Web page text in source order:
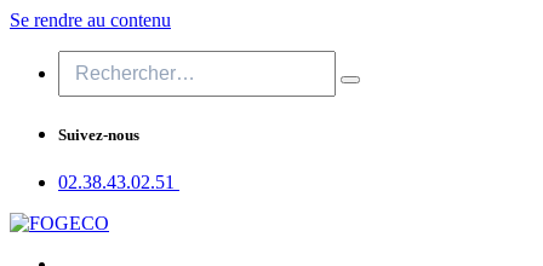
Se rendre au contenu
Suivez-nous
02.38.43​.02.51